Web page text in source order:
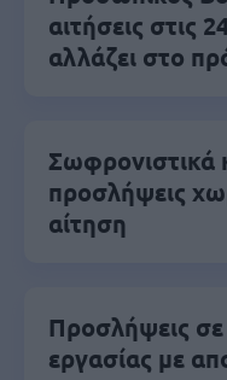
αιτήσεις στις
αλλάζει στο
Σωφρονιστικά
προσλήψεις
αίτηση
Προσλήψεις σε
εργασίας με